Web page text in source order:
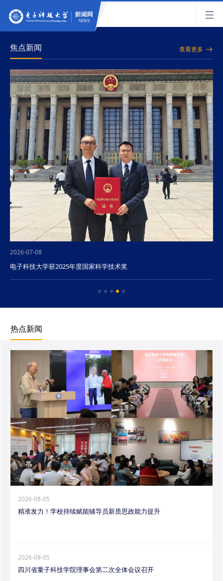
焦点新闻 查看更多
2026-07-08
电子科技大学获2025年度国家科学技术奖
热点新闻
2026-08-05
精准发力！学校持续赋能辅导员新质思政能力提升
2026-08-05
四川省量子科技学院理事会第二次全体会议召开